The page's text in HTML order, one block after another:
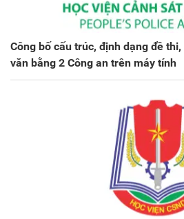
Công bố cấu trúc, định dạng đề
văn bằng 2 Công an trên máy tính